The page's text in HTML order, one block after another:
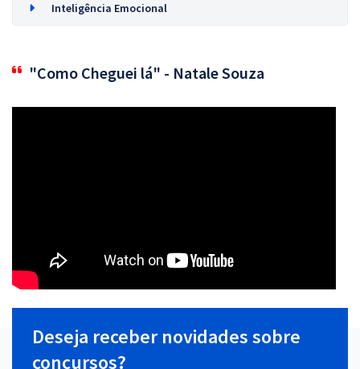
Inteligência Emocional
"Como Cheguei lá" - Natale Souza
Deseja receber novidades sobre
concursos?